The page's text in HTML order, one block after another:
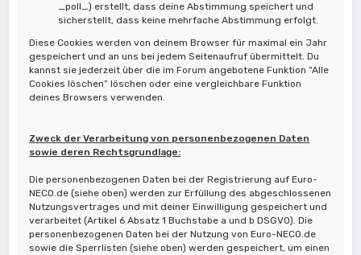
_poll_) erstellt, dass deine Abstimmung speichert und
sicherstellt, dass keine mehrfache Abstimmung erfolgt.
Diese Cookies werden von deinem Browser für maximal ein Jahr
gespeichert und an uns bei jedem Seitenaufruf übermittelt. Du
kannst sie jederzeit über die im Forum angebotene Funktion “Alle
Cookies löschen” löschen oder eine vergleichbare Funktion
deines Browsers verwenden.
Zweck der Verarbeitung von personenbezogenen Daten
sowie deren Rechtsgrundlage:
Die personenbezogenen Daten bei der Registrierung auf Euro-
NECO.de (siehe oben) werden zur Erfüllung des abgeschlossenen
Nutzungsvertrages und mit deiner Einwilligung gespeichert und
verarbeitet (Artikel 6 Absatz 1 Buchstabe a und b DSGVO). Die
personenbezogenen Daten bei der Nutzung von Euro-NECO.de
sowie die Sperrlisten (siehe oben) werden gespeichert, um einen